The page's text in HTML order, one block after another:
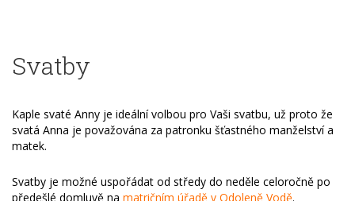
Svatby
Kaple svaté Anny je ideální volbou pro Vaši svatbu, už proto že
svatá Anna je považována za patronku šťastného manželství a
matek.
Svatby je možné uspořádat od středy do neděle celoročně po
předešlé domluvě na matričním úřadě v Odoleně Vodě.